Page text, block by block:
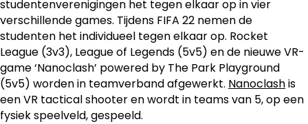
studentenverenigingen het tegen elkaar op in vier
verschillende games. Tijdens FIFA 22 nemen de
studenten het individueel tegen elkaar op. Rocket
League (3v3), League of Legends (5v5) en de nieuwe VR-
game ‘Nanoclash’ powered by The Park Playground
(5v5) worden in teamverband afgewerkt. Nanoclashis
een VR tactical shooter en wordt in teams van 5, op een
fysiek speelveld, gespeeld.